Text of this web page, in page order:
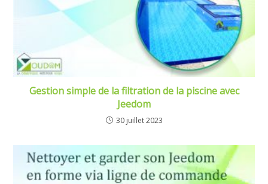
Gestion simple de la filtration de la piscine avec
Jeedom
30 juillet 2023